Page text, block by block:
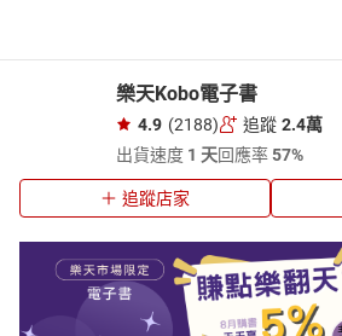
樂天Kobo電子書
4.9 (2188) 追蹤 2.4萬
出貨速度 1 天回應率57%
追蹤店家